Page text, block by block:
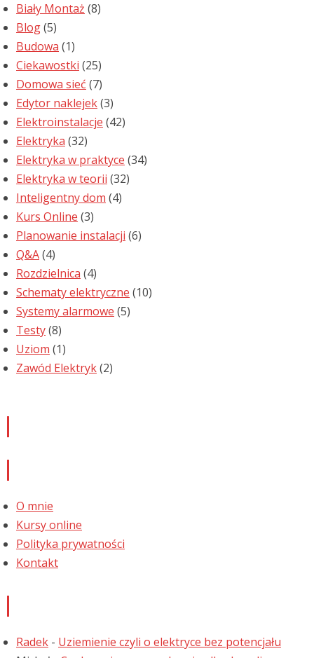
Biały Montaż (8)
Blog(5)
Budowa (1)
Ciekawostki (25)
Domowa sieć (7)
Edytor naklejek(3)
Elektroinstalacje (42)
Elektryka (32)
Elektryka w praktyce (34)
Elektryka w teorii (32)
Inteligentny dom (4)
Kurs Online (3)
Planowanie instalacji (6)
Q&A(4)
Rozdzielnica (4)
Schematy elektryczne (10)
Systemy alarmowe (5)
Testy(8)
Uziom (1)
Zawód Elektryk(2)
O mnie
Kursy online
Polityka prywatności
Kontakt
Radek - Uziemienie czyli o elektryce bez potencjału